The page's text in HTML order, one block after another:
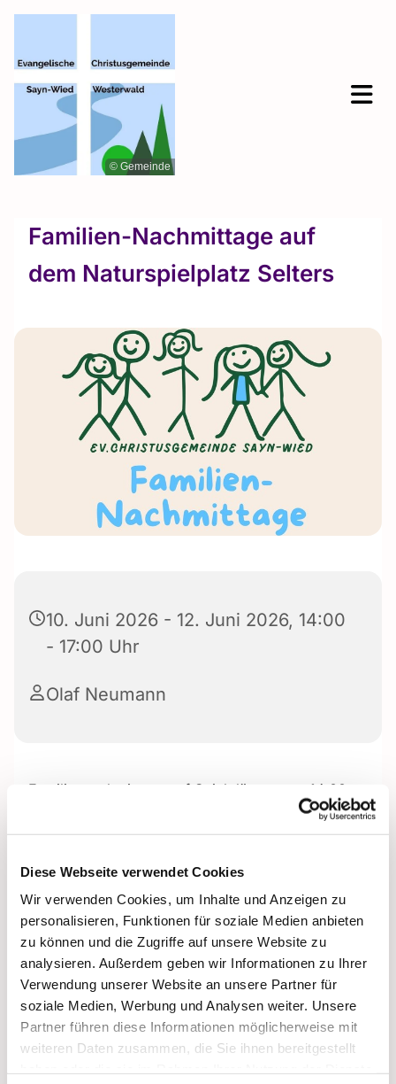
Diese Webseite verwendet Cookies
Wir verwenden Cookies, um Inhalte und Anzeigen zu
personalisieren, Funktionen für soziale Medien anbieten
zu können und die Zugriffe auf unsere Website zu
analysieren. Außerdem geben wir Informationen zu Ihrer
Verwendung unserer Website an unsere Partner für
soziale Medien, Werbung und Analysen weiter. Unsere
Partner führen diese Informationen möglicherweise mit
weiteren Daten zusammen, die Sie ihnen bereitgestellt
© Gemeinde
Familien-Nachmittage auf
dem Naturspielplatz Selters
10. Juni 2026 - 12. Juni 2026, 14:00
- 17:00 Uhr
Olaf Neumann
Familiennachmittage auf Spielplätzen von 14:00
Essen, Über 'Gott und die Welt reden'
Dies könnte Sie auch
interessieren